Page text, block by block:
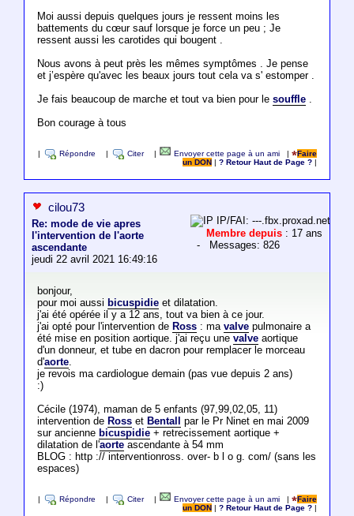
Moi aussi depuis quelques jours je ressent moins les
battements du cœur sauf lorsque je force un peu ; Je
ressent aussi les carotides qui bougent .
Nous avons à peut près les mêmes symptômes . Je pense
et j’espère qu'avec les beaux jours tout cela va s' estomper .
Je fais beaucoup de marche et tout va bien pour le souffle.
Bon courage à tous
Répondre Citer Envoyer cette page à un ami |
Faire
un DON
|? Retour Haut de Page ?
cilou73
Re: mode de vie apres
l'intervention de l'aorte
ascendante
jeudi 22 avril 2021 16:49:16
IP/FAI: ---.fbx.proxad.net
Membre depuis : 17 ans
- Messages: 826
bonjour,
pour moi aussi bicuspidieet dilatation.
j'ai été opérée il y a 12 ans, tout va bien à ce jour.
j'ai opté pour l'intervention de Ross: ma valvepulmonaire a
été mise en position aortique. j'ai reçu une valveaortique
d'un donneur, et tube en dacron pour remplacer le morceau
d'aorte.
je revois ma cardiologue demain (pas vue depuis 2 ans)
:)
Cécile (1974), maman de 5 enfants (97,99,02,05, 11)
intervention de Rosset Bentall
par le Pr Ninet en mai 2009
sur ancienne bicuspidie+ retrecissement aortique +
dilatation de l'aorteascendante à 54 mm
BLOG : http :// interventionross. over- b l o g. com/ (sans les
espaces)
Répondre Citer Envoyer cette page à un ami |
Faire
un DON
|? Retour Haut de Page ?